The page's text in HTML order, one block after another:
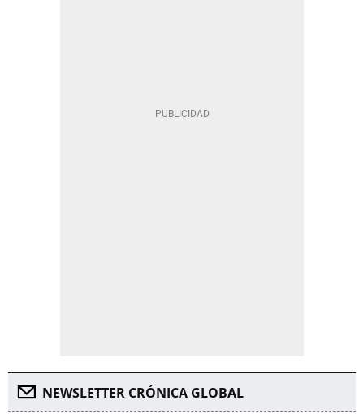
NEWSLETTER CRÓNICA GLOBAL